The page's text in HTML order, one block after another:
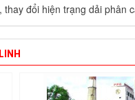
đổi hiện trạng dải phân